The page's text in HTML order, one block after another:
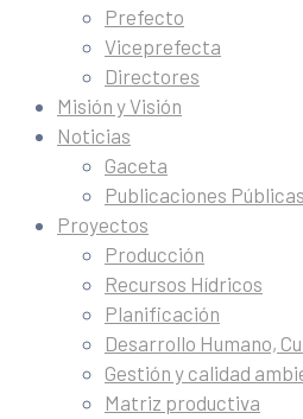
Prefecto
Viceprefecta
Directores
Misión y Visión
Noticias
Gaceta
Publicaciones Públicas
Proyectos
Producción
Recursos Hídricos
Planificación
Desarrollo Humano,
Gestión y calidad
Matriz productiva